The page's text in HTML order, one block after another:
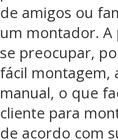
de amigos ou
um montador. A
se preocupar,
fácil montagem,
manual, o que
cliente para
de acordo com